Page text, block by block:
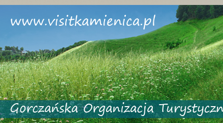
www.visitkamienica.pl
Gorczańska Organizacja